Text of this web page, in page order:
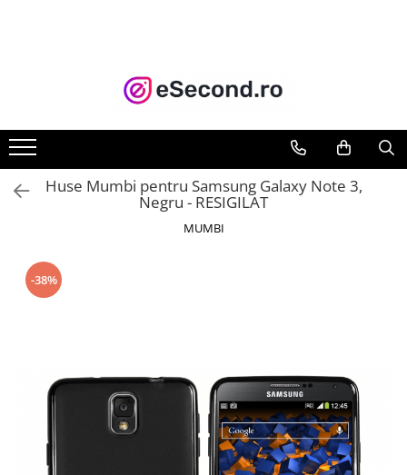
Accesorii Auto
Anvelope & Jante
Covorase auto
Echipamente pentru Atelier
Moto
Reparatii si echipamente auto
Bucatarie & Servire
Curatenie si intretinere
Decoratiuni
Gradinarit
Huse Mumbi pentru Samsung Galaxy Note 3,
Negru - RESIGILAT
MUMBI
-38%